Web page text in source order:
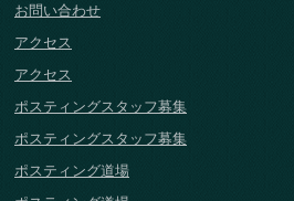
お問い合わせ
アクセス
アクセス
ポスティングスタッフ募集
ポスティングスタッフ募集
ポスティング道場